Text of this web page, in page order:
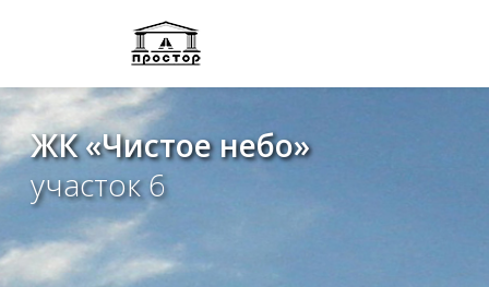
ЖК «Чистое небо»
участок 6